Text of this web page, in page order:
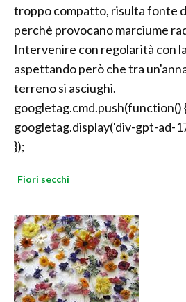
troppo compatto, risulta fonte
perchè provocano marciume
Intervenire con regolarità con
aspettando però che tra
terreno si asciughi.
googletag.cmd.push(function()
googletag.display('div-gpt-ad-
});
Fiori secchi